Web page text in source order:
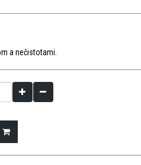
a nečistotami.